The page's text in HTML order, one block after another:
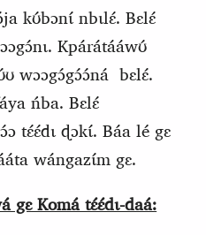
kʊ́bɔnɩ́ nbɩlɛ́. Bɛlɛ́
Kpárátááwʊ́
wɔɔgɔ́gɔ́ɔ́ná bɛlɛ́.
ńba. Bɛlɛ́
tɛ́ɛ́dɩɖɔkɩ́. Báa lé gɛ
wángazɩ́m gɛ.
gɛ Komá tɛ́ɛ́dɩ‑daá: